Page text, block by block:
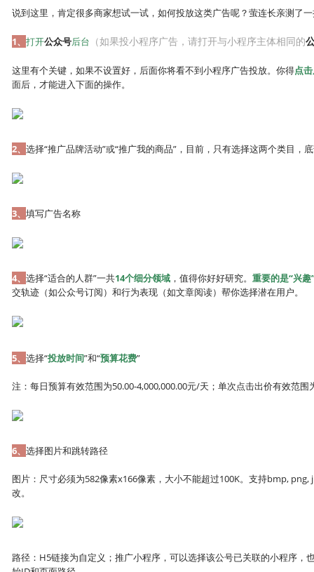
说到这里，肯定很多商家想试一试，如何投放这类广告呢？萤连长亲测了
1、打开公众号后台 （如果投小程序广告，请打开与小程序主体相同的
这里有个关键，如果不设置好，后面你将看不到小程序广告投放。你得点
面后，才能进入下面的操作。
2、选择“推广品牌活动”或“推广我的商品”，目前，只有选择这两个类目，
3、填写广告名称
4、选择“适合的人群”一共14个细分领域 ，值得你好好研究。重要的是“兴趣
交轨迹（如公众号订阅）和行为表现（如文章阅读）帮你选择潜在用户。
5、选择“投放时间”和“预算花费”
注：每日预算有效范围为50.00-4,000,000.00元/天；单次点击出价有效范围
6、选择图片和跳转路径
图片：尺寸必须为582像素x166像素，大小不能超过100K。支持bmp,
改。
路径：H5链接为自定义；推广小程序，可以选择该公号已关联的小程序，